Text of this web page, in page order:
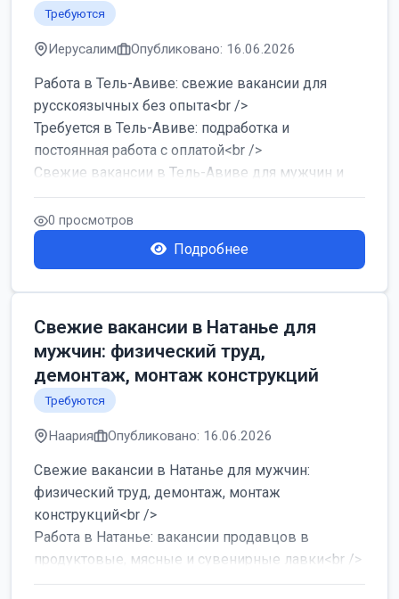
Требуются
Иерусалим Опубликовано: 16.06.2026
Работа в Тель-Авиве: свежие вакансии для
русскоязычных без опыта<br />
Требуется в Тель-Авиве: подработка и
постоянная работа с оплатой<br />
Свежие вакансии в Тель-Авиве для мужчин и
женщин от хозя...
0 просмотров
Подробнее
Свежие вакансии в Натанье для
мужчин: физический труд,
демонтаж, монтаж конструкций
Требуются
Наария Опубликовано: 16.06.2026
Свежие вакансии в Натанье для мужчин:
физический труд, демонтаж, монтаж
конструкций<br />
Работа в Натанье: вакансии продавцов в
продуктовые, мясные и сувенирные лавки<br />
Разнорабочий на сборку м...